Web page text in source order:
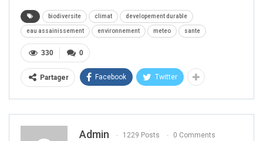
biodiversite climat developement durable
eau assainissement environnement meteo sante
0
330
Partager Facebook Twitter
Admin 1229 Posts 0 Comments